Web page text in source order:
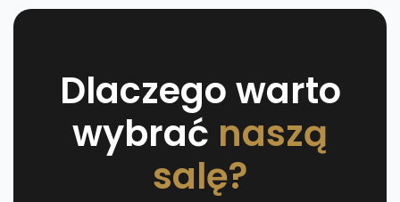
Dlaczego warto
wybrać naszą
salę?